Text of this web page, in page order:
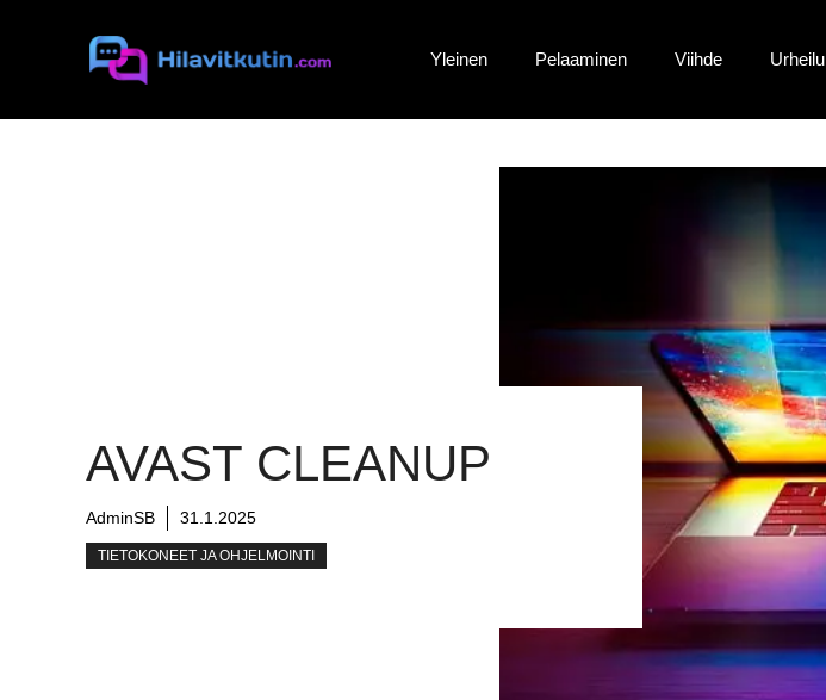
Yleinen Pelaaminen Viihde Urheilu
AVAST CLEANUP
AdminSB 31.1.2025
TIETOKONEET JA OHJELMOINTI